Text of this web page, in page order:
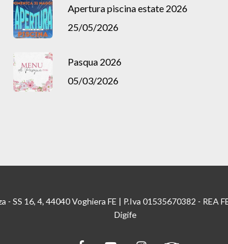
Apertura piscina estate 2026
25/05/2026
Pasqua 2026
05/03/2026
- SS 16, 4, 44040 Voghiera FE | P.Iva 01535670382 - REA
Digife